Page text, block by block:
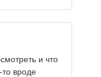
и что
вроде